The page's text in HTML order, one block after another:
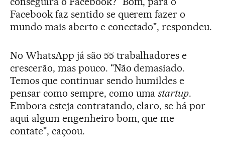
Facebook faz sentido se querem fazer o
mundo mais aberto e conectado", respondeu.
No WhatsApp já são 55 trabalhadores e
crescerão, mas pouco. "Não demasiado.
Temos que continuar sendo humildes e
pensar como sempre, como umastartup.
Embora esteja contratando, claro, se há por
aqui algum engenheiro bom, que me
contate", caçoou.